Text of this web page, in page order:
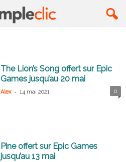
The Lion’s Song offert sur Epic
Games jusqu’au 20 mai
Alex - 14 mai 2021 0
Pine offert sur Epic Games
jusqu’au 13 mai